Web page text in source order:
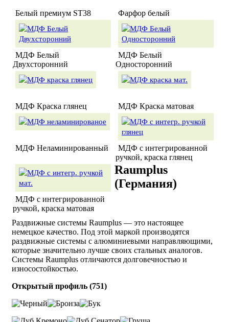
Белый премиум ST38 Фарфор белый
МДФ Белый
Двухсторонний
МДФ Белый
Односторонний
МДФ Краска глянец МДФ Краска матовая
МДФ Неламинированный
МДФ с интегрированной
ручкой, краска глянец
МДФ с интегрированной
ручкой, краска матовая
Raumplus
(Германия)
Раздвижные системы Raumplus — это настоящее
немецкое качество. Под этой маркой производятся
раздвижные системы с алюминиевыми направляющими,
которые значительно лучше своих стальных аналогов.
Системы Raumplus отличаются долговечностью и
износостойкостью.
Открытый профиль (751)